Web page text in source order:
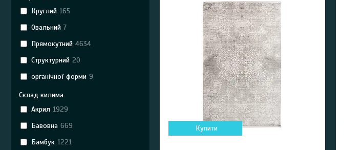
Купити
Круглий 165
Овальний 7
Прямокутний 4634
Структурний 20
органічної форми 9
Склад килима
Акрил 1929
Бавовна 669
Бамбук 1221